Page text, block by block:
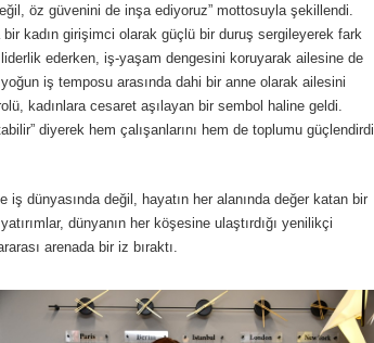
öz güvenini de inşa ediyoruz” mottosuyla şekillendi.
bir kadın girişimci olarak güçlü bir duruş sergileyerek fark
liderlik ederken, iş-yaşam dengesini koruyarak ailesine de
iş temposu arasında dahi bir anne olarak ailesini
kadınlara cesaret aşılayan bir sembol haline geldi.
diyerek hem çalışanlarını hem de toplumu güçlendirdi.
dünyasında değil, hayatın her alanında değer katan bir
dünyanın her köşesine ulaştırdığı yenilikçi
arenada bir iz bıraktı.